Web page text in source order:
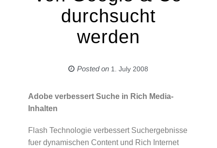
durchsucht
werden
Posted on 1. July 2008
Adobe verbessert Suche in Rich Media-
Inhalten
Flash Technologie verbessert Suchergebnisse
fuer dynamischen Content und Rich Internet